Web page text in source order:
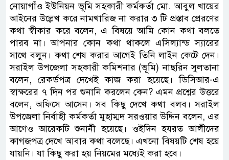
নোয়াগাঁও ইউনিয়ন ভূমি সহকারী কর্মকর্তা মো. আবুল খায়ের
আইনের উল্লেখ করে নামখারিজ না করার ৩ টি প্রস্তাব প্রেরণের
কথা স্বীকার করে বলেন, এ বিষয়ে আমি কোন কথা বলতে
পারব না। আপনার কোন কথা থাকলে এসিল্যান্ড স্যারের
সাথে বলুন। কথা শেষ করার আগেই তিনি লাইন কেটে দেন।
সরাইল উপজেলা সহকারী কমিশনার (ভূমি) নাছরিন সুলতানা
বলেন, রেকর্ডপত্র দেখেই কাজ করা হয়েছে। ডিসিআর-এ
স্বাক্ষরের ৭ দিন পর শুনানি করলেন কেন? এমন প্রশ্নের উত্তরে
বলেন, অফিসে আসেন। সব কিছু দেখে কথা বলব। সরাইল
উপজেলা নির্বাহী কর্মকর্তা মুহাম্মদ সরওয়ার উদ্দিন বলেন, এর
আগেও আরেকটি শুনানী হয়েছে। ওইদিন হযরত আলীদের
কাগজপত্র দেখে আবার কথা বলেছে। এখনো বিষয়টি শেষ হয়ে
যায়নি। যা কিছু করা হয় নিয়মের মধ্যেই করা হবে।